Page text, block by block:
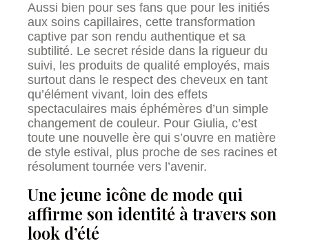
Aussi bien pour ses fans que pour les initiés
aux soins capillaires, cette transformation
captive par son rendu authentique et sa
subtilité. Le secret réside dans la rigueur du
suivi, les produits de qualité employés, mais
surtout dans le respect des cheveux en tant
qu’élément vivant, loin des effets
spectaculaires mais éphémères d’un simple
changement de couleur. Pour Giulia, c’est
toute une nouvelle ère qui s’ouvre en matière
de style estival, plus proche de ses racines et
résolument tournée vers l’avenir.
Une jeune icône de mode qui
affirme son identité à travers son
look d’été